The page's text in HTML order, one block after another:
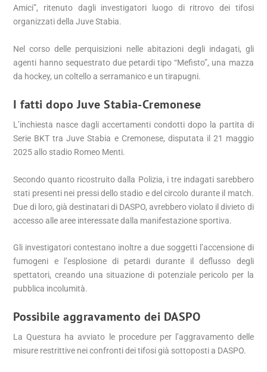
Amici”, ritenuto dagli investigatori luogo di ritrovo dei tifosi
organizzati della Juve Stabia.
Nel corso delle perquisizioni nelle abitazioni degli indagati, gli
agenti hanno sequestrato due petardi tipo “Mefisto”, una mazza
da hockey, un coltello a serramanico e un tirapugni.
I fatti dopo Juve Stabia-Cremonese
L’inchiesta nasce dagli accertamenti condotti dopo la partita di
Serie BKT tra Juve Stabia e Cremonese, disputata il 21 maggio
2025 allo stadio Romeo Menti.
Secondo quanto ricostruito dalla Polizia, i tre indagati sarebbero
stati presenti nei pressi dello stadio e del circolo durante il match.
Due di loro, già destinatari di DASPO, avrebbero violato il divieto di
accesso alle aree interessate dalla manifestazione sportiva.
Gli investigatori contestano inoltre a due soggetti l’accensione di
fumogeni e l’esplosione di petardi durante il deflusso degli
spettatori, creando una situazione di potenziale pericolo per la
pubblica incolumità.
Possibile aggravamento dei DASPO
La Questura ha avviato le procedure per l’aggravamento delle
misure restrittive nei confronti dei tifosi già sottoposti a DASPO.